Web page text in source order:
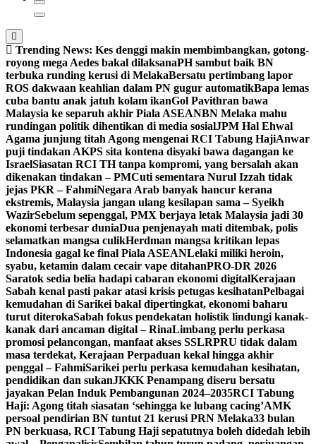
Trending News: Kes denggi makin membimbangkan, gotong-
royong mega Aedes bakal dilaksanaPH sambut baik BN
terbuka runding kerusi di MelakaBersatu pertimbang lapor
ROS dakwaan keahlian dalam PN gugur automatikBapa lemas
cuba bantu anak jatuh kolam ikanGol Pavithran bawa
Malaysia ke separuh akhir Piala ASEANBN Melaka mahu
rundingan politik dihentikan di media sosialJPM Hal Ehwal
Agama junjung titah Agong mengenai RCI Tabung HajiAnwar
puji tindakan AKPS sita kontena disyaki bawa dagangan ke
IsraelSiasatan RCI TH tanpa kompromi, yang bersalah akan
dikenakan tindakan – PMCuti sementara Nurul Izzah tidak
jejas PKR – FahmiNegara Arab banyak hancur kerana
ekstremis, Malaysia jangan ulang kesilapan sama – Syeikh
WazirSebelum sepenggal, PMX berjaya letak Malaysia jadi 30
ekonomi terbesar duniaDua penjenayah mati ditembak, polis
selamatkan mangsa culikHerdman mangsa kritikan lepas
Indonesia gagal ke final Piala ASEANLelaki miliki heroin,
syabu, ketamin dalam cecair vape ditahanPRO-DR 2026
Saratok sedia belia hadapi cabaran ekonomi digitalKerajaan
Sabah kenal pasti pakar atasi krisis petugas kesihatanPelbagai
kemudahan di Sarikei bakal dipertingkat, ekonomi baharu
turut diterokaSabah fokus pendekatan holistik lindungi kanak-
kanak dari ancaman digital – RinaLimbang perlu perkasa
promosi pelancongan, manfaat akses SSLRPRU tidak dalam
masa terdekat, Kerajaan Perpaduan kekal hingga akhir
penggal – FahmiSarikei perlu perkasa kemudahan kesihatan,
pendidikan dan sukanJKKK Penampang diseru bersatu
jayakan Pelan Induk Pembangunan 2024–2035RCI Tabung
Haji: Agong titah siasatan ‘sehingga ke lubang cacing’AMK
persoal pendirian BN tuntut 21 kerusi PRN Melaka33 bulan
PN berkuasa, RCI Tabung Haji sepatutnya boleh didedah lebih